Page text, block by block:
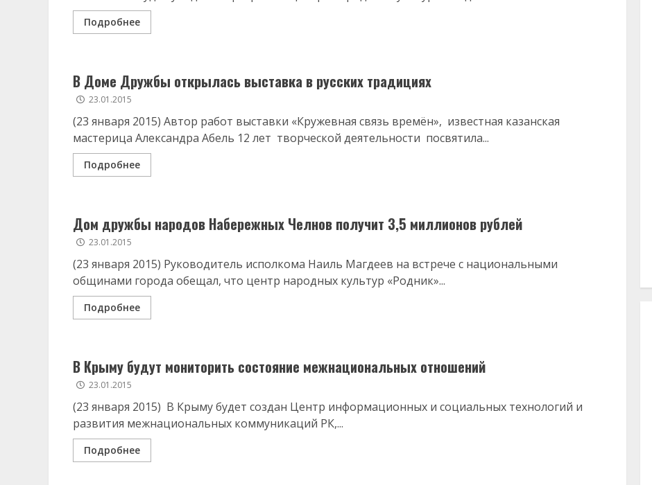
Подробнее
В Доме Дружбы открылась выставка в русских традициях
23.01.2015
(23 января 2015) Автор работ выставки «Кружевная связь времён», известная казанская
мастерица Александра Абель 12 лет творческой деятельности посвятила...
Подробнее
Дом дружбы народов Набережных Челнов получит 3,5 миллионов рублей
23.01.2015
(23 января 2015) Руководитель исполкома Наиль Магдеев на встрече с национальными
общинами города обещал, что центр народных культур «Родник»...
Подробнее
В Крыму будут мониторить состояние межнациональных отношений
23.01.2015
(23 января 2015) В Крыму будет создан Центр информационных и социальных технологий и
развития межнациональных коммуникаций РК,...
Подробнее